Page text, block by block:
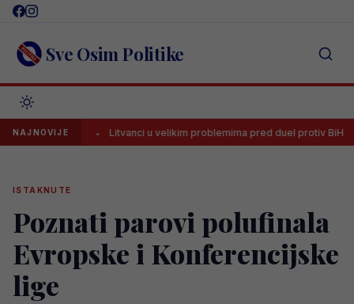
Skip
content Sve Osim Politike
NAJNOVIJELitvanci u velikim problemima pred duel protiv BiH
ISTAKNUTE
Poznati parovi polufinala
Evropske i Konferencijske
lige